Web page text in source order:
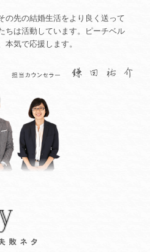
の先の結婚生活をより良く送って
ちは活動しています。ピーチベル
本気で応援します。